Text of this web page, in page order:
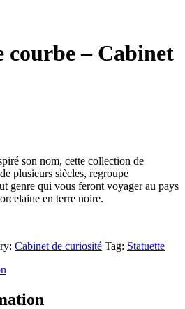
courbe – Cabinet
son nom, cette collection de
plusieurs siècles, regroupe
genre qui vous feront voyager au pays
en terre noire.
Cabinet de curiosité Tag: Statuette